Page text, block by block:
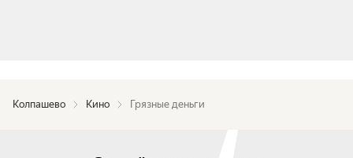
Колпашево Кино Грязные деньги